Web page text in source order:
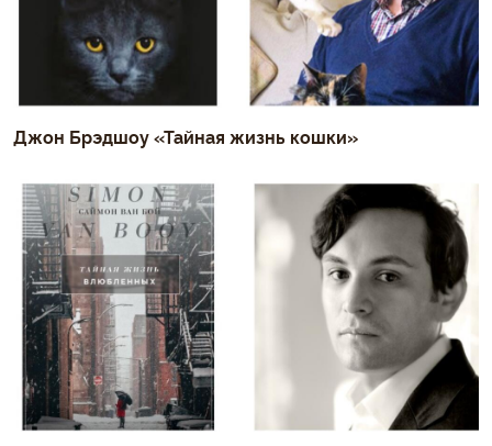
Джон Брэдшоу «Тайная жизнь кошки»